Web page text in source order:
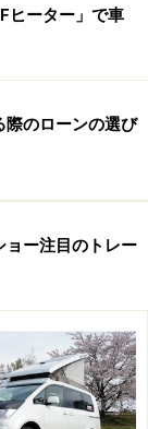
リーで、連
ヒーター」で車
際のローンの選び
ョー注目のトレー